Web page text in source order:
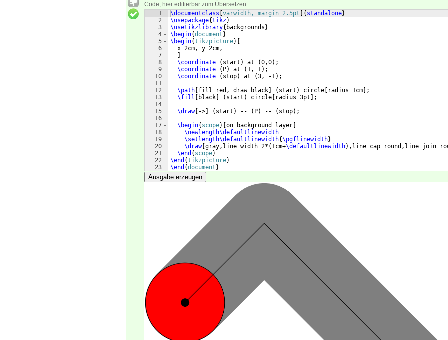
Code, hier editierbar zum Übersetzen:
1
2
3
4
5
6
7
8
9
10
11
12
13
14
15
16
17
18
19
20
21
22
23
\documentclass varwidth, margin=2.5pt { standalone}
\usepackage{tikz}
\usetikzlibrary{ backgrounds }
\begin{document }
\begin{tikzpicture}
  x=2cm, y=2cm,
\coordinate
( start ) at (0,0) ;
\coordinate
( P) at ( 1, 1) ;
\coordinate
( stop) at (3, -1) ;
\path fill=red, draw=black ( start ) circle radius=1cm
;
\fill
black ( start ) circle radius=3pt
;
\draw[ -> ( start ) -- ( P) -- ( stop) ;
\begin{ scope} on background layer
\newlength\defaultlinewidth
\setlength\defaultlinewidth{\pgflinewidth}
\draw[ gray,line width=2* ( 1cm+\defaultlinewidth) ,line cap=round,line
\end { scope}
\end {tikzpicture}
\end {document }
Ausgabe erzeugen